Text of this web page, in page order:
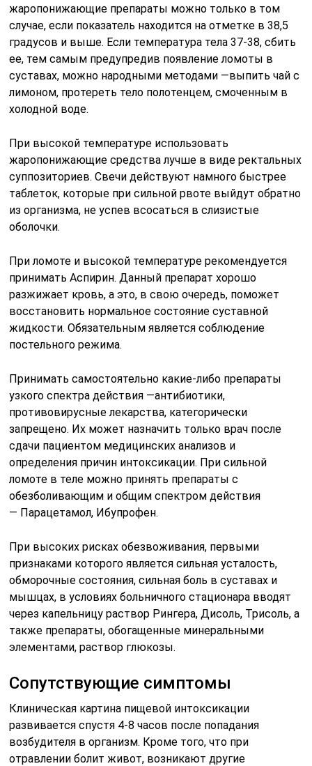
жаропонижающие препараты можно только в том
случае, если показатель находится на отметке в 38,5
градусов и выше. Если температура тела 37-38, сбить
ее, тем самым предупредив появление ломоты в
суставах, можно народными методами —выпить чай с
лимоном, протереть тело полотенцем, смоченным в
холодной воде.
При высокой температуре использовать
жаропонижающие средства лучше в виде ректальных
суппозиториев. Свечи действуют намного быстрее
таблеток, которые при сильной рвоте выйдут обратно
из организма, не успев всосаться в слизистые
оболочки.
При ломоте и высокой температуре рекомендуется
принимать Аспирин. Данный препарат хорошо
разжижает кровь, а это, в свою очередь, поможет
восстановить нормальное состояние суставной
жидкости. Обязательным является соблюдение
постельного режима.
Принимать самостоятельно какие-либо препараты
узкого спектра действия —антибиотики,
противовирусные лекарства, категорически
запрещено. Их может назначить только врач после
сдачи пациентом медицинских анализов и
определения причин интоксикации. При сильной
ломоте в теле можно принять препараты с
обезболивающим и общим спектром действия
— Парацетамол, Ибупрофен.
При высоких рисках обезвоживания, первыми
признаками которого является сильная усталость,
обморочные состояния, сильная боль в суставах и
мышцах, в условиях больничного стационара вводят
через капельницу раствор Рингера, Дисоль, Трисоль, а
также препараты, обогащенные минеральными
элементами, раствор глюкозы.
Сопутствующие симптомы
Клиническая картина пищевой интоксикации
развивается спустя 4-8 часов после попадания
возбудителя в организм. Кроме того, что при
отравлении болит живот, возникают другие